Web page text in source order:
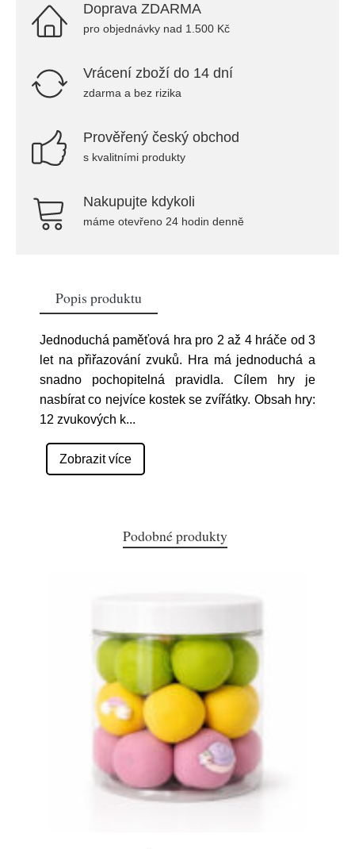
Doprava ZDARMA
pro objednávky nad 1.500 Kč
Vrácení zboží do 14 dní
zdarma a bez rizika
Prověřený český obchod
s kvalitními produkty
Nakupujte kdykoli
máme otevřeno 24 hodin denně
Popis produktu
Jednoduchá paměťová hra pro 2 až 4 hráče od 3
let na přiřazování zvuků. Hra má jednoduchá a
snadno pochopitelná pravidla. Cílem hry je
nasbírat co nejvíce kostek se zvířátky. Obsah hry:
12 zvukových k...
Zobrazit více
Podobné produkty